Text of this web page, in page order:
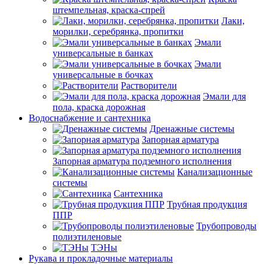
штемпельная, краска-спрей
Лаки,
морилки, серебрянка, пропитки
Эмали
универсальные в банках
Эмали
универсальные в бочках
Растворители
Эмали для
пола, краска дорожная
Водоснабжение и сантехника
Дренажные системы
Запорная арматура
Запорная арматура подземного исполнения
Канализационные
системы
Сантехника
Трубная продукция
ППР
Трубопроводы
полиэтиленовые
ТЭНы
Рукава и прокладочные материалы